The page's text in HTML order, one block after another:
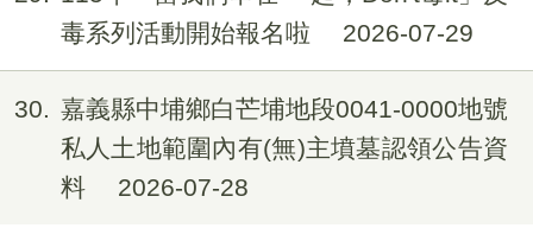
毒系列活動開始報名啦
2026-07-29
30
嘉義縣中埔鄉白芒埔地段0041-0000地號
私人土地範圍內有(無)主墳墓認領公告資
料
2026-07-28